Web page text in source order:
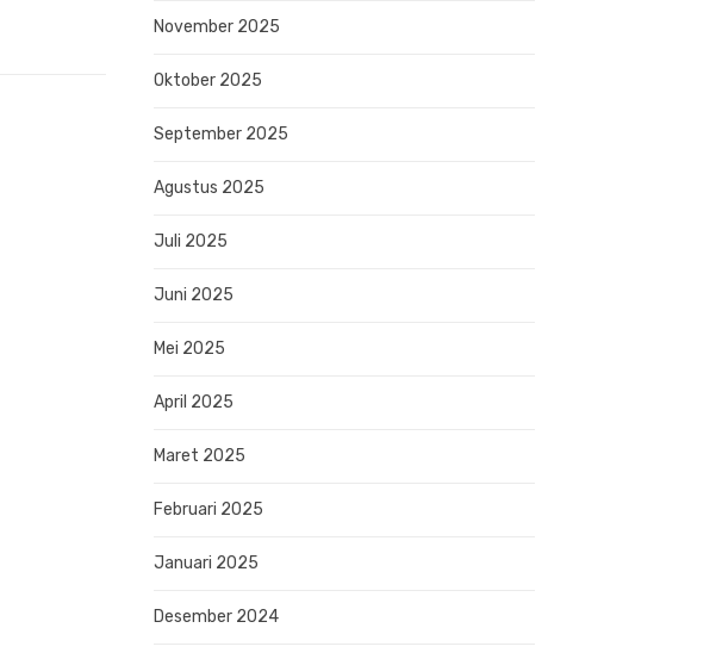
November 2025
Oktober 2025
September 2025
Agustus 2025
Juli 2025
Juni 2025
Mei 2025
April 2025
Maret 2025
Februari 2025
Januari 2025
Desember 2024